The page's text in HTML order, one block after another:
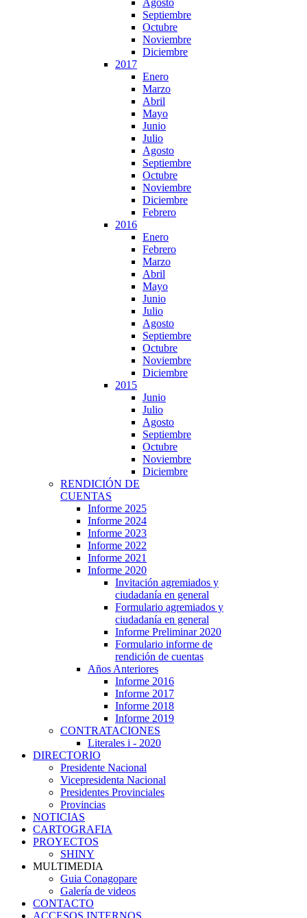
Agosto
Septiembre
Octubre
Noviembre
Diciembre
2017
Enero
Marzo
Abril
Mayo
Junio
Julio
Agosto
Septiembre
Octubre
Noviembre
Diciembre
Febrero
2016
Enero
Febrero
Marzo
Abril
Mayo
Junio
Julio
Agosto
Septiembre
Octubre
Noviembre
Diciembre
2015
Junio
Julio
Agosto
Septiembre
Octubre
Noviembre
Diciembre
RENDICIÓN DE
CUENTAS
Informe 2025
Informe 2024
Informe 2023
Informe 2022
Informe 2021
Informe 2020
Invitación agremiados y
ciudadanía en general
Formulario agremiados y
ciudadanía en general
Informe Preliminar 2020
Formulario informe de
rendición de cuentas
Años Anteriores
Informe 2016
Informe 2017
Informe 2018
Informe 2019
CONTRATACIONES
Literales i - 2020
DIRECTORIO
Presidente Nacional
Vicepresidenta Nacional
Presidentes Provinciales
Provincias
NOTICIAS
CARTOGRAFIA
PROYECTOS
SHINY
MULTIMEDIA
Guia Conagopare
Galería de videos
CONTACTO
ACCESOS INTERNOS